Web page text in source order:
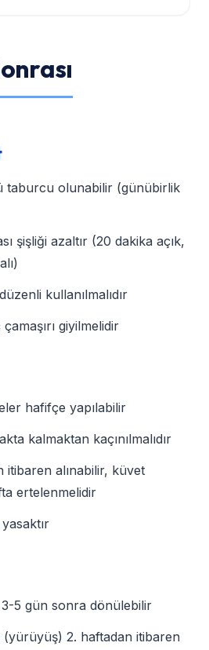
taburcu olunabilir (günübirlik
şişliği azaltır (20 dakika açık,
kullanılmalıdır
giyilmelidir
hafifçe yapılabilir
kalmaktan kaçınılmalıdır
itibaren alınabilir, küvet
ertelenmelidir
3-5 gün sonra dönülebilir
2. haftadan itibaren